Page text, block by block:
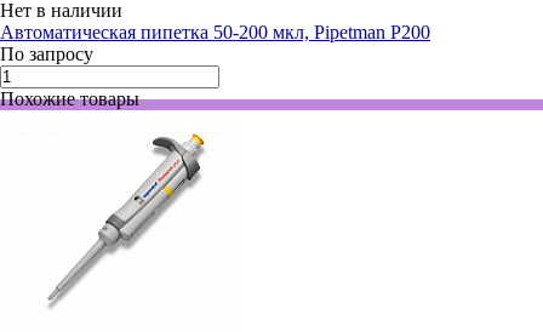
Нет в наличии
Автоматическая пипетка 50-200 мкл, Pipetman P200
По запросу
Похожие товары